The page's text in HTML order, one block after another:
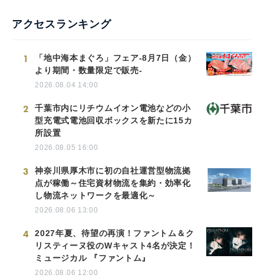
アクセスランキング
1
「地中海本まぐろ」フェア-8月7日（金）
より期間・数量限定で販売-
2026.08.04 14:00
2
千葉市内にリチウムイオン電池などの小
型充電式電池回収ボックスを新たに15カ
所設置
2026.08.05 16:00
3
神奈川県厚木市に初の自社運営型物流拠
点が稼働～住宅資材物流を集約・効率化
し物流ネットワークを最適化～
2026.08.06 13:00
4
2027年夏、待望の再演！ファントム＆ク
リスティーヌ役のWキャスト4名が決定！
ミュージカル 『ファントム』
2026.08.06 12:00